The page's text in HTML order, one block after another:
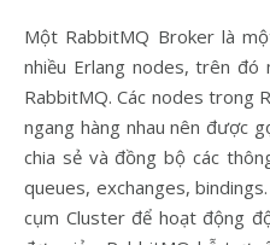
Một RabbitMQ Broker là
nhiều Erlang nodes, trên
RabbitMQ. Các nodes trong
ngang hàng nhau nên được
chia sẻ và đồng bộ các
queues, exchanges,
cụm Cluster để hoạt động